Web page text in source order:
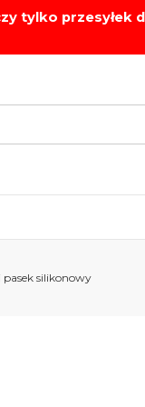
tylko przesyłek
ZŁ!!!
silikonowy